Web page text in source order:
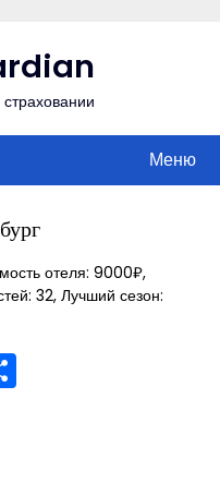
Меню
отеля: 9000₽,
32, Лучший сезон: